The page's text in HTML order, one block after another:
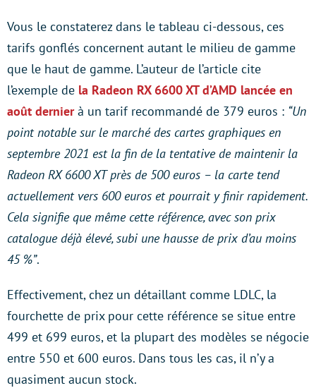
Vous le constaterez dans le tableau ci-dessous, ces
tarifs gonflés concernent autant le milieu de gamme
que le haut de gamme. L’auteur de l’article cite
l’exemple de la Radeon RX 6600 XT d’AMD lancée en
août dernierà un tarif recommandé de 379 euros : “Un
point notable sur le marché des cartes graphiques en
septembre 2021 est la fin de la tentative de maintenir la
Radeon RX 6600 XT près de 500 euros – la carte tend
actuellement vers 600 euros et pourrait y finir rapidement.
Cela signifie que même cette référence, avec son prix
catalogue déjà élevé, subi une hausse de prix d’au moins
45 %”.
Effectivement, chez un détaillant comme LDLC, la
fourchette de prix pour cette référence se situe entre
499 et 699 euros, et la plupart des modèles se négocie
entre 550 et 600 euros. Dans tous les cas, il n’y a
quasiment aucun stock.